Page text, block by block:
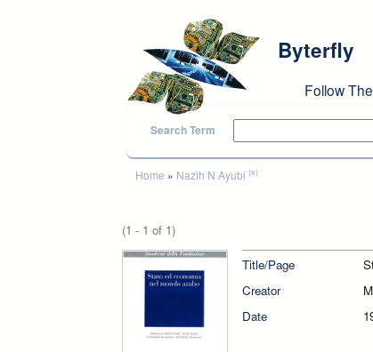
Byterfly
Follow
Search Term
You are here
Home » Nazih N Ayubi (x)
(1 - 1 of 1)
Title/Page
Creator
Date